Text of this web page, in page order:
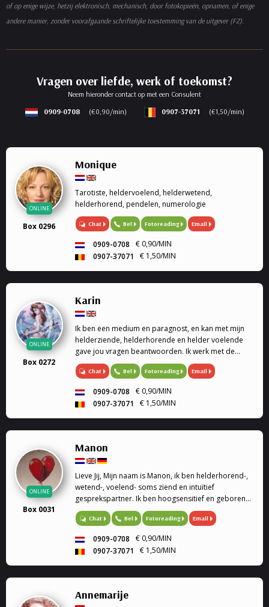
of op enige wijze, hetzij elektronisch, mechanisch, door fotokopieën, opnamen, of enige
andere manier, zonder voorafgaande schriftelijke toestemming van de uitgever (FZ).
Vragen over liefde, werk of toekomst?
Neem hieronder contact op met een Consulent
0909-0708
(€0,90/min) 0907-37071 (€1,50/min)
ONLINE
Box 0296
Monique
Tarotiste, heldervoelend, helderwetend,
helderhorend, pendelen, numerologie
Chat Bel Fotoreading Email
0909-0708
€ 0,90/MIN
0907-37071
€ 1,50/MIN
ONLINE
Box 0272
Karin
Ik ben een medium en paragnost, en kan met mijn
helderziende, helderhorende en helder voelende
gave jou vragen beantwoorden. Ik werk met de
engelen kaarten en geef engelen readings en
healing. Mijn specialiteit is tweeling zielen, en liefde.
Chat Bel Fotoreading Email
0909-0708
€ 0,90/MIN
0907-37071
€ 1,50/MIN
ONLINE
Box 0031
Manon
Lieve Jij, Mijn naam is Manon, ik ben helderhorend-,
wetend-, voelend- soms ziend en intuïtief
gesprekspartner. Ik ben hoogsensitief en geboren
met een haarfijn invoelvermogen
Chat Bel Fotoreading Email
0909-0708
€ 0,90/MIN
0907-37071
€ 1,50/MIN
Annemarije